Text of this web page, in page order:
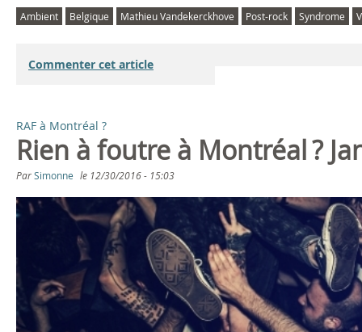
e
o
w
A
n
d
F
o
Ambient Belgique Mathieu Vandekerckhove Post-rock Syndrome
Commenter cet article
RAF à Montréal ?
Rien à foutre à Montréal ?
ParSimonne le 12/30/2016 - 15:03